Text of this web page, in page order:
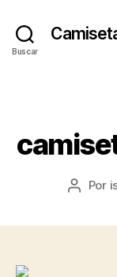
Buscar
Autor
Por